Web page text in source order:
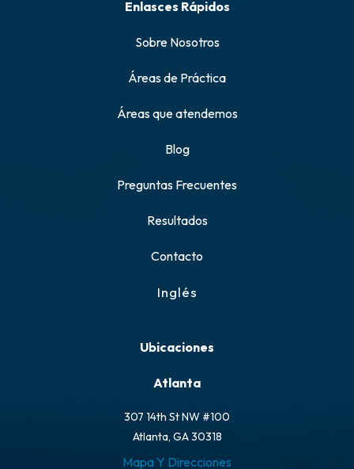
Enlasces Rápidos
Sobre Nosotros
Áreas de Práctica
Áreas que atendemos
Blog
Preguntas Frecuentes
Resultados
Contacto
Inglés
Ubicaciones
Atlanta
307 14th St NW #100
Atlanta, GA 30318
Mapa Y Direcciones